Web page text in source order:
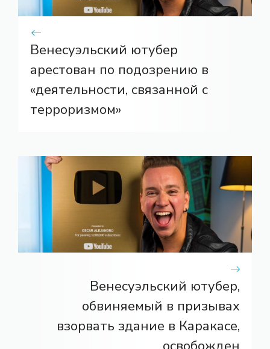
Венесуэльский ютубер
арестован по подозрению в
«деятельности, связанной с
терроризмом»
Венесуэльский ютубер,
обвиняемый в призывах
взорвать здание в Каракасе,